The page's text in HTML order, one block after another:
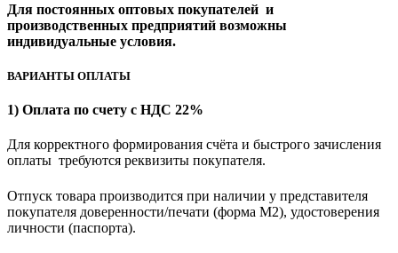
Для постоянных оптовых покупателей и
производственных предприятий возможны
индивидуальные условия.
ВАРИАНТЫ ОПЛАТЫ
1) Оплата по счету с НДС 22%
Для корректного формирования счёта и быстрого зачисления
оплаты требуются реквизиты покупателя.
Отпуск товара производится при наличии у представителя
покупателя доверенности/печати (форма M2), удостоверения
личности (паспорта).